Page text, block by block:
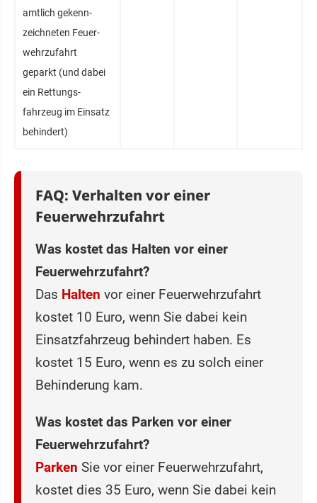
amtlich gekenn­
zeichneten Feuer­
wehrzufahrt
geparkt (und dabei
ein Rettungs­
fahrzeug im Einsatz
behindert)
FAQ: Verhalten vor einer
Feuerwehrzufahrt
Was kostet das Halten vor einer
Feuerwehrzufahrt?
Das Halten vor einer Feuerwehrzufahrt
kostet 10 Euro, wenn Sie dabei kein
Einsatzfahrzeug behindert haben. Es
kostet 15 Euro, wenn es zu solch einer
Behinderung kam.
Was kostet das Parken vor einer
Feuerwehrzufahrt?
Parken Sie vor einer Feuerwehrzufahrt,
kostet dies 35 Euro, wenn Sie dabei kein